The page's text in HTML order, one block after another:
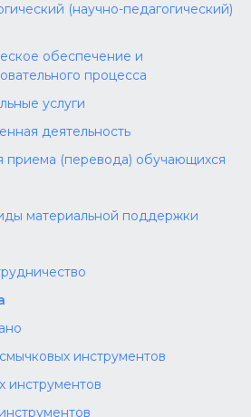
(научно-педагогический)
обеспечение и
процесса
услуги
деятельность
приема (перевода) обучающихся
материальной поддержки
инструментов
инструментов